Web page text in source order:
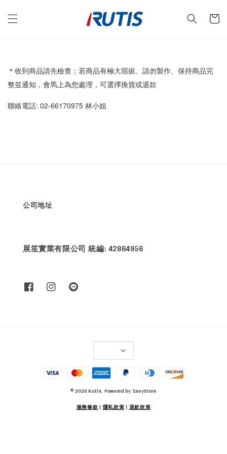
＊收到商品請先檢查；若商品有極大瑕疵、請勿製作、保持商品完
整並通知，會馬上為您處理，可選擇換貨或退款
聯絡電話: 02-66170975 林小姐
公司地址
展笙實業有限公司 統編: 42864956
© 2026 Rutis. Powered by EasyStore
服務條款| 隱私政策| 退款政策